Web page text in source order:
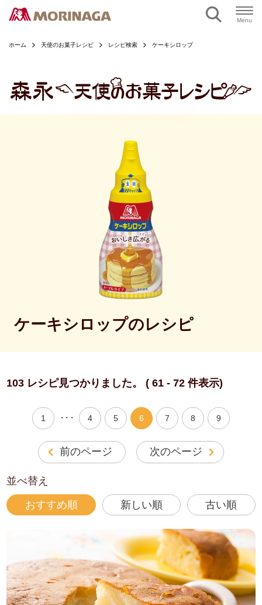
Menu
ホーム 天使のお菓子レシピ レシピ検索 ケーキシロップ
ケーキシロップのレシピ
103 レシピ見つかりました。 ( 61 - 72 件表示)
前のページ
1 ・・・ 4 5 6 7 8 9
次のページ
並べ替え
おすすめ順 新しい順 古い順